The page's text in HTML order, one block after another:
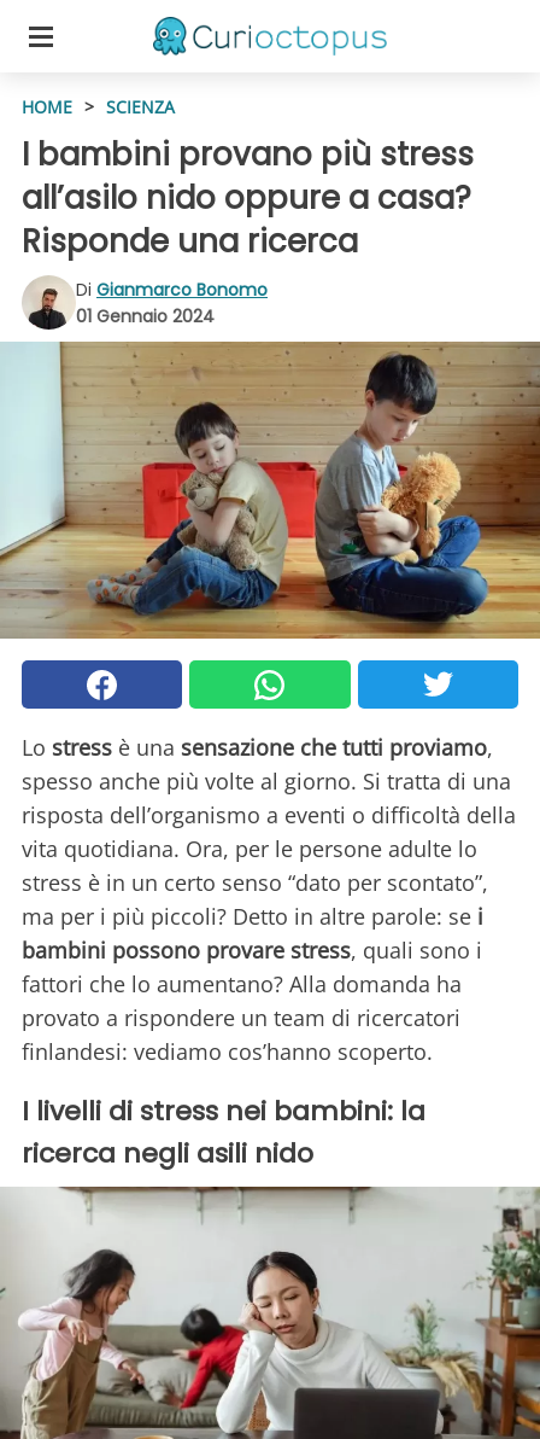
HOME > SCIENZA
I bambini provano più stress
all’asilo nido oppure a casa?
Risponde una ricerca
Di Gianmarco Bonomo
01 Gennaio 2024
Lo stress è una sensazione che tutti proviamo,
spesso anche più volte al giorno. Si tratta di una
risposta dell’organismo a eventi o difficoltà della
vita quotidiana. Ora, per le persone adulte lo
stress è in un certo senso “dato per scontato”,
ma per i più piccoli? Detto in altre parole: se i
bambini possono provare stress, quali sono i
fattori che lo aumentano? Alla domanda ha
provato a rispondere un team di ricercatori
finlandesi: vediamo cos’hanno scoperto.
I livelli di stress nei bambini: la
ricerca negli asili nido